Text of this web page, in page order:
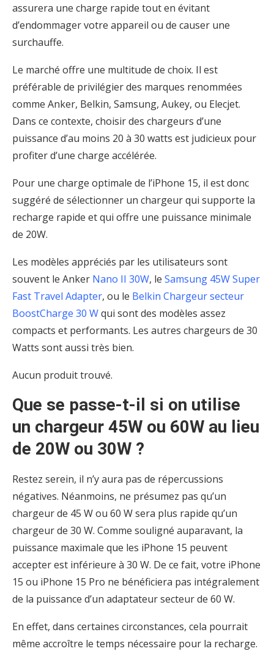
assurera une charge rapide tout en évitant
d’endommager votre appareil ou de causer une
surchauffe.
Le marché offre une multitude de choix. Il est
préférable de privilégier des marques renommées
comme Anker, Belkin, Samsung, Aukey, ou Elecjet.
Dans ce contexte, choisir des chargeurs d’une
puissance d’au moins 20 à 30 watts est judicieux pour
profiter d’une charge accélérée.
Pour une charge optimale de l’iPhone 15, il est donc
suggéré de sélectionner un chargeur qui supporte la
recharge rapide et qui offre une puissance minimale
de 20W.
Les modèles appréciés par les utilisateurs sont
souvent le Anker Nano II 30W, le Samsung 45W Super
Fast Travel Adapter, ou le Belkin Chargeur secteur
BoostCharge 30 Wqui sont des modèles assez
compacts et performants. Les autres chargeurs de 30
Watts sont aussi très bien.
Aucun produit trouvé.
Que se passe-t-il si on utilise
un chargeur 45W ou 60W au lieu
de 20W ou 30W ?
Restez serein, il n’y aura pas de répercussions
négatives. Néanmoins, ne présumez pas qu’un
chargeur de 45 W ou 60 W sera plus rapide qu’un
chargeur de 30 W. Comme souligné auparavant, la
puissance maximale que les iPhone 15 peuvent
accepter est inférieure à 30 W. De ce fait, votre iPhone
15 ou iPhone 15 Pro ne bénéficiera pas intégralement
de la puissance d’un adaptateur secteur de 60 W.
En effet, dans certaines circonstances, cela pourrait
même accroître le temps nécessaire pour la recharge.